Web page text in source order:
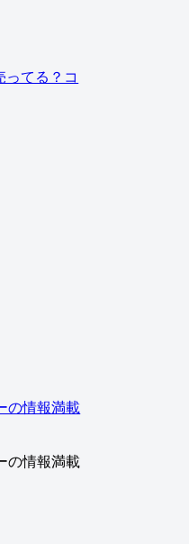
ってる？コ
の情報満載
の情報満載